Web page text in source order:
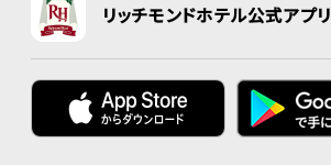
リッチモンドホテル公式アプリ